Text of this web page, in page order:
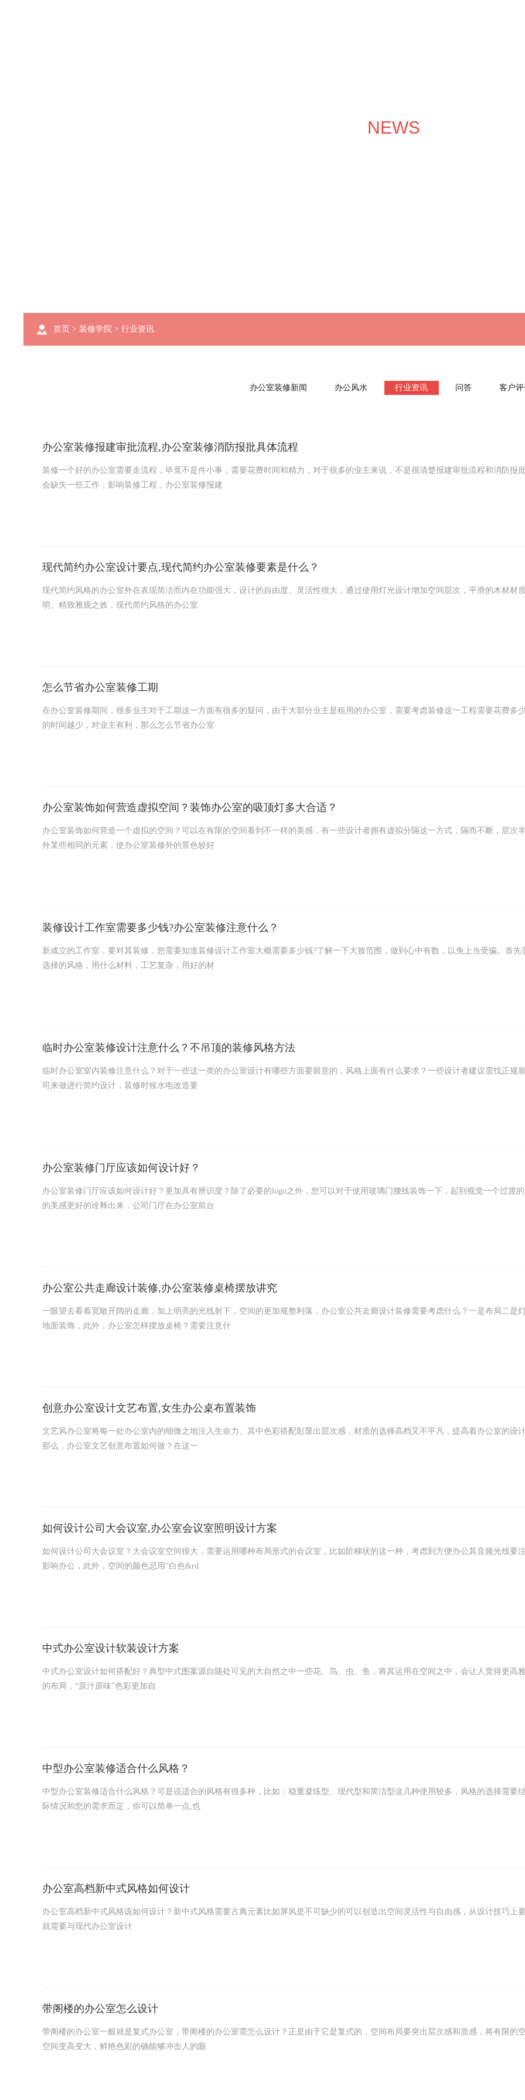
NEWS
首页 > 装修学院 > 行业资讯
办公室装修新闻 办公风水 行业资讯 问答 客户评
办公室装修报建审批流程,办公室装修消防报批具体流程
装修一个好的办公室需要走流程，毕竟不是件小事，需要花费时间和精力，对于很多的业主来说，不是很清楚报建审批流程和消防报
会缺失一些工作，影响装修工程，办公室装修报建
现代简约办公室设计要点,现代简约办公室装修要素是什么？
现代简约风格的办公室外在表现简洁而内在功能强大，设计的自由度、灵活性很大，通过使用灯光设计增加空间层次，平滑的木材材
明、精致雅观之效，现代简约风格的办公室
怎么节省办公室装修工期
在办公室装修期间，很多业主对于工期这一方面有很多的疑问，由于大部分业主是租用的办公室，需要考虑装修这一工程需要花费多
的时间越少，对业主有利，那么怎么节省办公室
办公室装饰如何营造虚拟空间？装饰办公室的吸顶灯多大合适？
办公室装饰如何营造一个虚拟的空间？可以在有限的空间看到不一样的美感，有一些设计者拥有虚拟分隔这一方式，隔而不断，层次
外某些相同的元素，使办公室装修外的景色较好
装修设计工作室需要多少钱?办公室装修注意什么？
新成立的工作室，要对其装修，您需要知道装修设计工作室大概需要多少钱?了解一下大致范围，做到心中有数，以免上当受骗。首先
选择的风格，用什么材料，工艺复杂，用好的材
临时办公室装修设计注意什么？不吊顶的装修风格方法
临时办公室室内装修注意什么？对于一些这一类的办公室设计有哪些方面要留意的，风格上面有什么要求？一些设计者建议需找正规
司来做进行简约设计，装修时候水电改造要
办公室装修门厅应该如何设计好？
办公室装修门厅应该如何设计好？更加具有辨识度？除了必要的logo之外，您可以对于使用玻璃门腰线装饰一下，起到视觉一个过渡
的美感更好的诠释出来，公司门厅在办公室前台
办公室公共走廊设计装修,办公室装修桌椅摆放讲究
一眼望去看着宽敞开阔的走廊，加上明亮的光线射下，空间的更加规整利落，办公室公共走廊设计装修需要考虑什么？一是布局二是
地面装饰，此外，办公室怎样摆放桌椅？需要注意什
创意办公室设计文艺布置,女生办公桌布置装饰
文艺风办公室将每一处办公室内的细微之地注入生命力。其中色彩搭配彰显出层次感，材质的选择高档又不平凡，提高着办公室的设计
那么，办公室文艺创意布置如何做？在这一
如何设计公司大会议室,办公室会议室照明设计方案
如何设计公司大会议室？大会议室空间很大，需要运用哪种布局形式的会议室，比如阶梯状的这一种，考虑到方便办公其音频光线要
影响办公，此外，空间的颜色忌用“白色&rd
中式办公室设计软装设计方案
中式办公室设计如何搭配好？典型中式图案源自随处可见的大自然之中一些花、鸟、虫、鱼，将其运用在空间之中，会让人觉得更高
的布局，“原汁原味”色彩更加自
中型办公室装修适合什么风格？
中型办公室装修适合什么风格？可是说适合的风格有很多种，比如：稳重凝练型、现代型和简洁型这几种使用较多，风格的选择需要
际情况和您的需求而定，你可以简单一点,也
办公室高档新中式风格如何设计
办公室高档新中式风格该如何设计？新中式风格需要古典元素比如屏风是不可缺少的可以创造出空间灵活性与自由感，从设计技巧上
就需要与现代办公室设计
带阁楼的办公室怎么设计
带阁楼的办公室一般就是复式办公室，带阁楼的办公室需怎么设计？正是由于它是复式的，空间布局要突出层次感和质感，将有限的
空间变高变大，鲜艳色彩的确能够冲击人的眼